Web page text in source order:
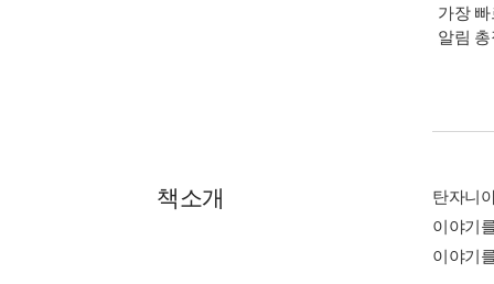
가장
알림
책소개
탄자니
이야기
이야기